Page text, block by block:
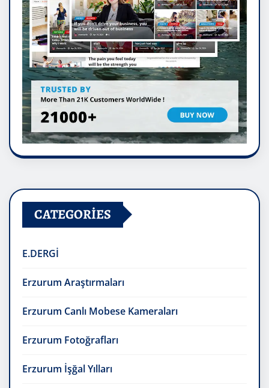
CATEGORIES
E.DERGİ
Erzurum Araştırmaları
Erzurum Canlı Mobese Kameraları
Erzurum Fotoğrafları
Erzurum İşğal Yılları